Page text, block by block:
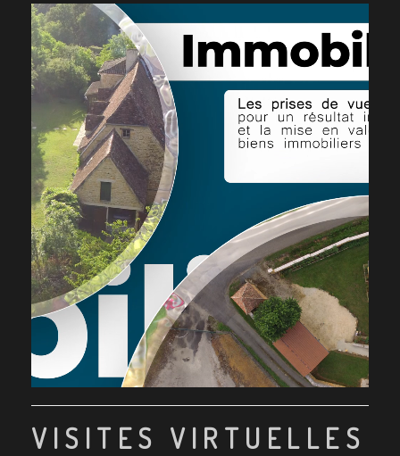
VISITES VIRTUELLES